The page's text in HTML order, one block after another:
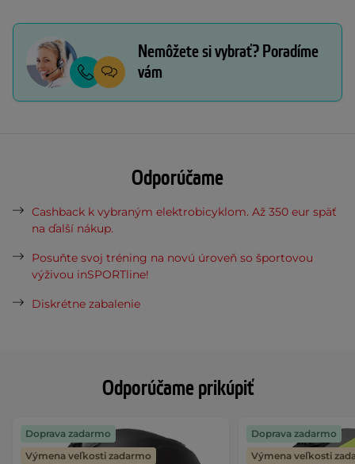
Odporúčame prikúpiť
Doprava zadarmo
Výmena veľkosti zadarmo
Doprava zadarmo
Výmena veľkosti
Nemôžete si vybrať? Poradíme
vám
Odporúčame
Cashback k vybraným elektrobicyklom. Až 350 eur späť
na ďalší nákup.
Posuňte svoj tréning na novú úroveň so športovou
výživou inSPORTline!
Diskrétne zabalenie